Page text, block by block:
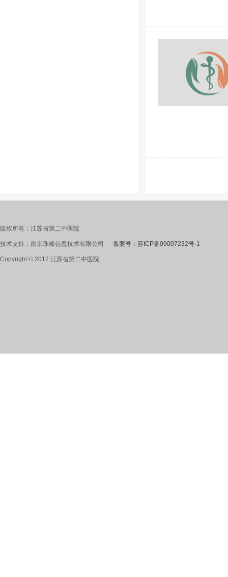
版权所有：江苏省第二中医院
技术支持：南京珠峰信息技术有限公司 备案号：苏ICP备09007232号-1
Copyright © 2017 江苏省第二中医院